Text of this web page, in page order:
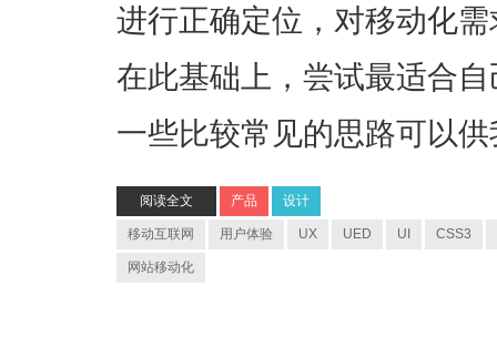
进行正确定位，对移动化
在此基础上，尝试最适合
一些比较常见的思路可以
阅读全文 产品 设计
移动互联网 用户体验 UX UED UI CSS3
网站移动化